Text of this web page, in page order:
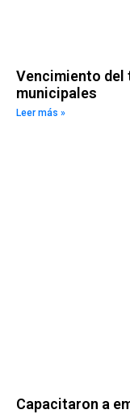
Vencimiento del
municipales
Leer más »
Capacitaron a